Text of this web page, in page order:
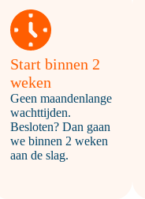
Start binnen 2
weken
Geen maandenlange
wachttijden.
Besloten? Dan gaan
we binnen 2 weken
aan de slag.